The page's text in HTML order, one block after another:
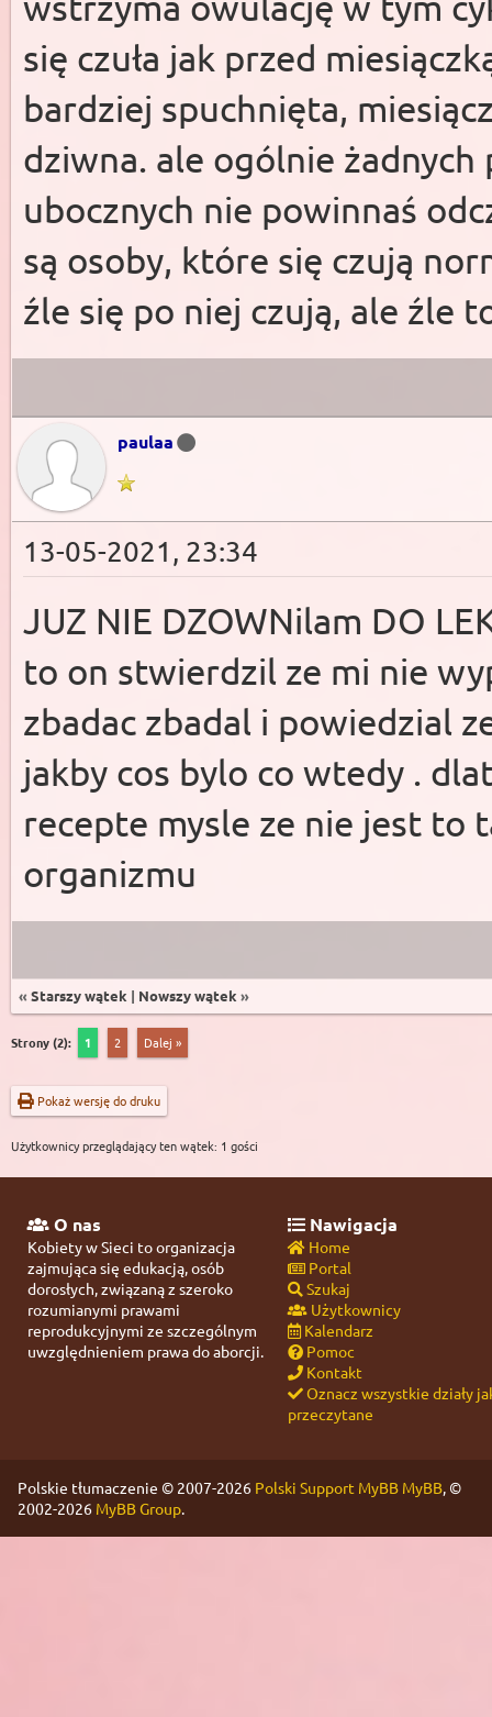
się czuła jak przed
bardziej spuchnięta,
dziwna. ale ogólnie
ubocznych nie powinnaś
są osoby, które się czują
źle się po niej czują, ale źle
paulaa
13-05-2021, 23:34
JUZ NIE DZOWNilam DO
to on stwierdzil ze mi nie
zbadac zbadal i powiedzial
jakby cos bylo co wtedy .
recepte mysle ze nie jest to
organizmu
« Starszy wątek | Nowszy wątek »
Strony (2): 1 2 Dalej »
Pokaż wersję do druku
Użytkownicy przeglądający ten wątek: 1 gości
O nas
Kobiety w Sieci to organizacja
zajmująca się edukacją, osób
dorosłych, związaną z szeroko
rozumianymi prawami
reprodukcyjnymi ze szczególnym
uwzględnieniem prawa do aborcji.
Nawigacja
Home
Portal
Szukaj
Użytkownicy
Kalendarz
Pomoc
Kontakt
Oznacz wszystkie działy
przeczytane
Polskie tłumaczenie © 2007-2026 Polski Support MyBB MyBB, ©
2002-2026 MyBB Group.